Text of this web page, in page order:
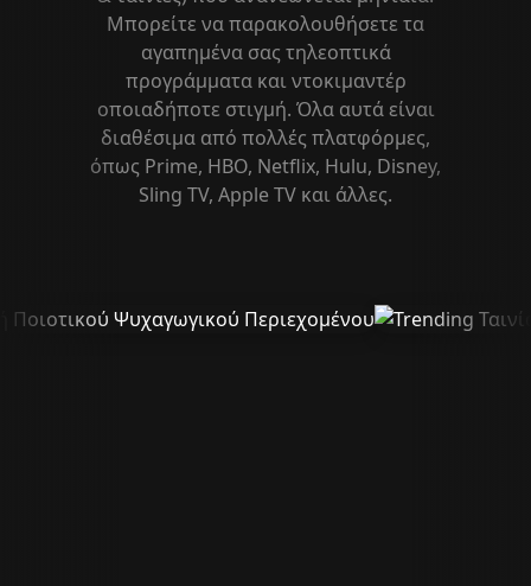
Μπορείτε να παρακολουθήσετε τα
αγαπημένα σας τηλεοπτικά
προγράμματα και ντοκιμαντέρ
οποιαδήποτε στιγμή. Όλα αυτά είναι
διαθέσιμα από πολλές πλατφόρμες,
όπως Prime, HBO, Netflix, Hulu, Disney,
Sling TV, Apple TV και άλλες.